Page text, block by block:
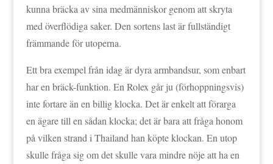
kunna bräcka av sina medmänniskor genom att skryta
med överflödiga saker. Den sortens last är fullständigt
främmande för utoperna.
Ett bra exempel från idag är dyra armbandsur, som enbart
har en bräck-funktion. En Rolex går ju (förhoppningsvis)
inte fortare än en billig klocka. Det är enkelt att förarga
en ägare till en sådan klocka; det är bara att fråga honom
på vilken strand i Thailand han köpte klockan. En utop
skulle fråga sig om det skulle vara mindre nöje att ha en